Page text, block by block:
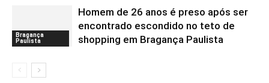
Bragança
Paulista
Homem de 26 anos é preso após ser
encontrado escondido no teto de
shopping em Bragança Paulista